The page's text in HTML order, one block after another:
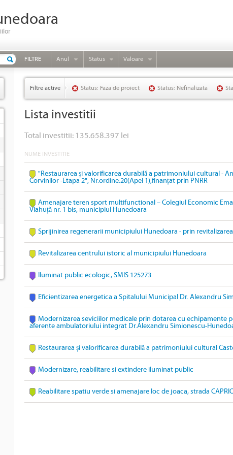
FILTRE Anul Status Valoare
Filtre active Status: Faza de proiect Status: Nefinalizata
Lista investitii
Total investitii: 135.658.397 lei
NUME INVESTITIE
"Restaurarea și valorificarea durabilă a patrimoniului cultural -
Corvinilor -Etapa 2", Nr.ordine:20(Apel 1),finanțat prin PNRR
Amenajare teren sport multifunctional – Colegiul Economic
Vlahuță nr. 1 bis, municipiul Hunedoara
Sprijinirea regenerarii municipiului Hunedoara - prin
Revitalizarea centrului istoric al municipiului Hunedoara
Iluminat public ecologic, SMIS 125273
Eficientizarea energetica a Spitalului Municipal Dr. Alexandru
Modernizarea seviciilor medicale prin dotarea cu echipamente
aferente ambulatoriului integrat Dr.Alexandru Simionescu-
Restaurarea și valorificarea durabilă a patrimoniului cultural
Modernizare, reabilitare si extindere iluminat public
Reabilitare spatiu verde si amenajare loc de joaca, strada